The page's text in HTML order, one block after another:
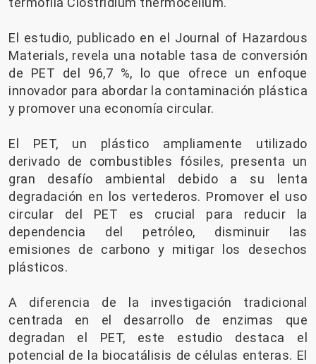
El estudio, publicado en el Journal of Hazardous
Materials, revela una notable tasa de conversión
de PET del 96,7 %, lo que ofrece un enfoque
innovador para abordar la contaminación plástica
y promover una economía circular.
El PET, un plástico ampliamente utilizado
derivado de combustibles fósiles, presenta un
gran desafío ambiental debido a su lenta
degradación en los vertederos. Promover el uso
circular del PET es crucial para reducir la
dependencia del petróleo, disminuir las
emisiones de carbono y mitigar los desechos
plásticos.
A diferencia de la investigación tradicional
centrada en el desarrollo de enzimas que
degradan el PET, este estudio destaca el
potencial de la biocatálisis de células enteras. El